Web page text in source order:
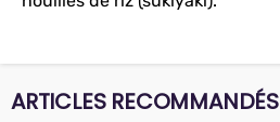
ARTICLES RECOMMANDÉS